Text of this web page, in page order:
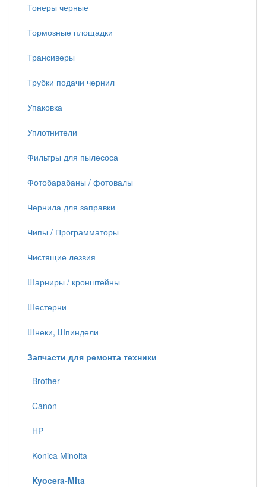
Тонеры черные
Тормозные площадки
Трансиверы
Трубки подачи чернил
Упаковка
Уплотнители
Фильтры для пылесоса
Фотобарабаны / фотовалы
Чернила для заправки
Чипы / Программаторы
Чистящие лезвия
Шарниры / кронштейны
Шестерни
Шнеки, Шпиндели
Запчасти для ремонта техники
Brother
Canon
HP
Konica Minolta
Kyocera-Mita